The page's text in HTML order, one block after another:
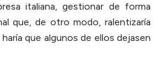
italiana, gestionar de forma
que, de otro modo, ralentizaría
que algunos de ellos dejasen